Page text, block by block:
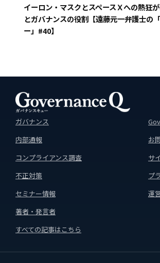
イーロン・マスクとスペースＸへの熱狂
とガバナンスの役割【遠藤元一弁護士の
ー」#40】
ガバナンス
内部通報
コンプライアンス調査
不正対策
セミナー情報
著者・発言者
すべての記事はこちら
お
サ
プ
運